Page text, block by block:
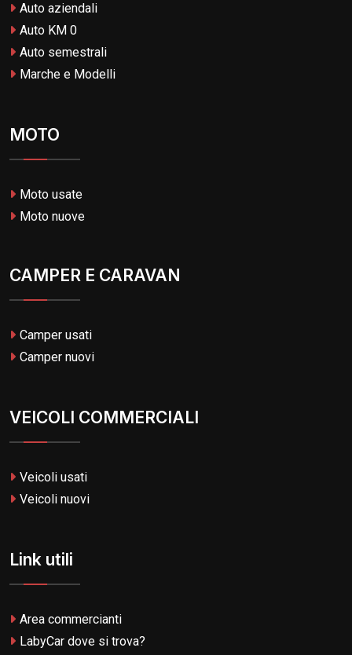
Auto aziendali
Auto KM 0
Auto semestrali
Marche e Modelli
MOTO
Moto usate
Moto nuove
CAMPER E CARAVAN
Camper usati
Camper nuovi
VEICOLI COMMERCIALI
Veicoli usati
Veicoli nuovi
Link utili
Area commercianti
LabyCar dove si trova?